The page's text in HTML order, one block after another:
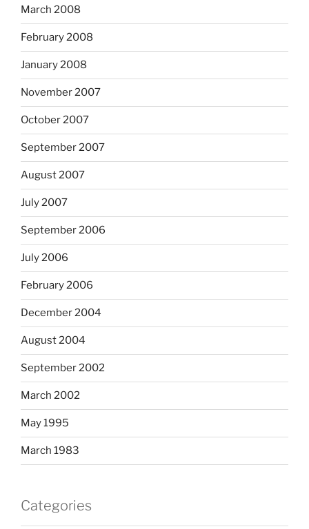
March 2008
February 2008
January 2008
November 2007
October 2007
September 2007
August 2007
July 2007
September 2006
July 2006
February 2006
December 2004
August 2004
September 2002
March 2002
May 1995
March 1983
Categories